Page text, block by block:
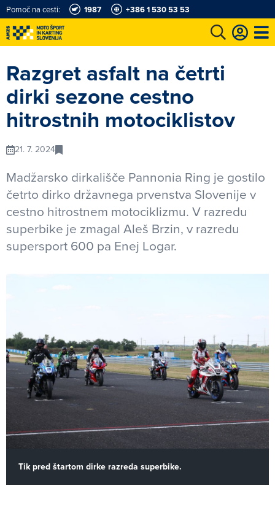
Pomoč na cesti: 1987 +386 1 530 53 53
Razgret asfalt na četrti
dirki sezone cestno
hitrostnih motociklistov
21. 7. 2024
Madžarsko dirkališče Pannonia Ring je gostilo
četrto dirko državnega prvenstva Slovenije v
cestno hitrostnem motociklizmu. V razredu
superbike je zmagal Aleš Brzin, v razredu
supersport 600 pa Enej Logar.
Tik pred štartom dirke razreda superbike.